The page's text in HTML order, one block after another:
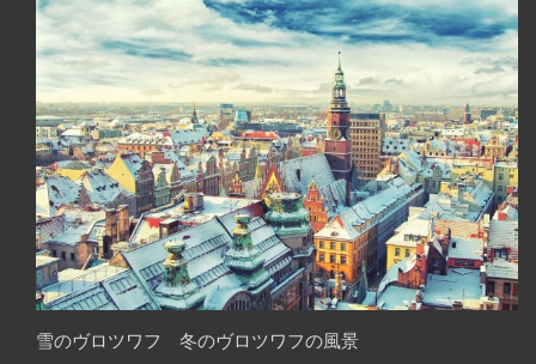
雪のヴロツワフ 冬のヴロツワフの風景